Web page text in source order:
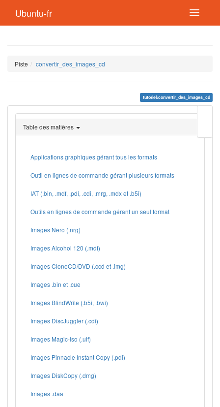
Ubuntu-fr
Piste convertir_des_images_cd
tutoriel:convertir_des_images_cd
page
Table des matières
Applications graphiques gérant tous les formats
Outil en lignes de commande gérant plusieurs formats
IAT (.bin, .mdf, .pdi, .cdi, .mrg, .mdx et .b5i)
Outils en lignes de commande gérant un seul format
Images Nero (.nrg)
Images Alcohol 120 (.mdf)
Images CloneCD/DVD (.ccd et .img)
Images .bin et .cue
Images BlindWrite (.b5i, .bwi)
Images DiscJuggler (.cdi)
Images Magic-iso (.uif)
Images Pinnacle Instant Copy (.pdi)
Images DiskCopy (.dmg)
Images .daa